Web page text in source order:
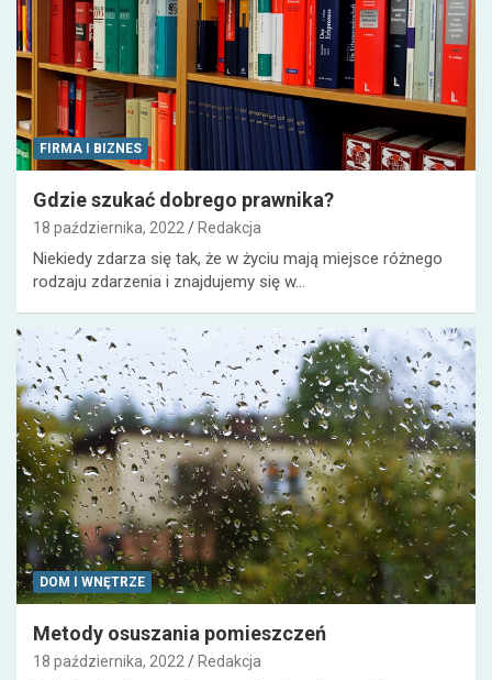
FIRMA I BIZNES
Gdzie szukać dobrego prawnika?
18 października, 2022 Redakcja
Niekiedy zdarza się tak, że w życiu mają miejsce różnego
rodzaju zdarzenia i znajdujemy się w…
DOM I WNĘTRZE
Metody osuszania pomieszczeń
18 października, 2022 Redakcja